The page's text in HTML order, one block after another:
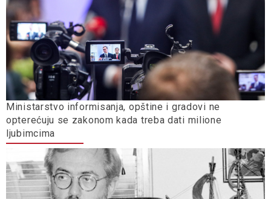
Ministarstvo informisanja, opštine i gradovi ne
opterećuju se zakonom kada treba dati milione
ljubimcima